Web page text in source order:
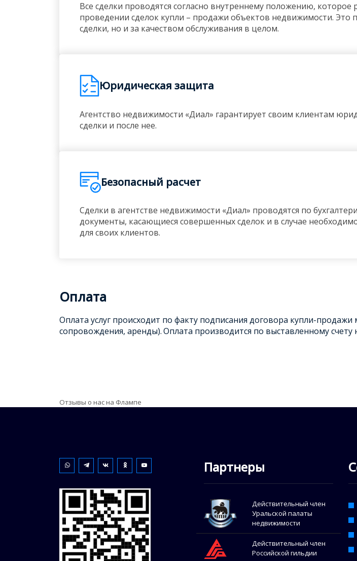
Все сделки проводятся согласно внутреннему положению,
проведении сделок купли – продажи объектов недвижимости. Это
сделки, но и за качеством обслуживания в целом.
Юридическая защита
Агентство недвижимости «Диал» гарантирует своим клиентам
сделки и после нее.
Безопасный расчет
Сделки в агентстве недвижимости «Диал» проводятся по
документы, касающиеся совершенных сделок и в случае
для своих клиентов.
Оплата
Оплата услуг происходит по факту подписания договора купли-
сопровождения, аренды).Оплата производится по выставленному
Отзывы о нас на Флампе
Партнеры
Действительный член
Уральской палаты
недвижимости
Действительный член
Российской гильдии